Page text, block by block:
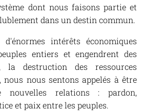
dont nous faisons partie et
dans un destin commun.
intérêts économiques
entiers et engendrent des
la destruction des ressources
nous sentons appelés à être
nouvelles relations : pardon,
et paix entre les peuples.